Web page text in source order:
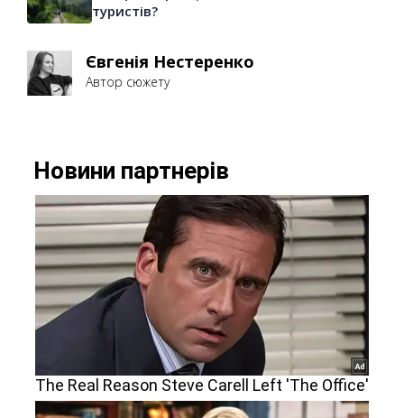
туристів?
Євгенія Нестеренко
Автор сюжету